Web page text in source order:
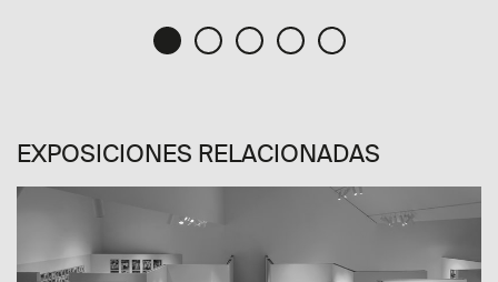
EXPOSICIONES RELACIONADAS